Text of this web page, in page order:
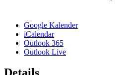
Google Kalender
iCalendar
Outlook 365
Outlook Live